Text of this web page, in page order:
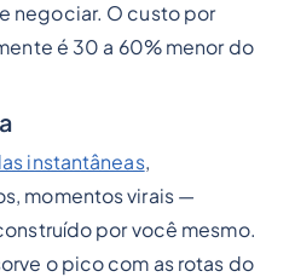
negociar. O custo por
é 30 a 60% menor do
instantâneas,
momentos virais —
por você mesmo.
o pico com as rotas do